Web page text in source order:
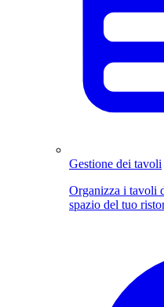
Gestione dei tavoli
Organizza i tavoli
spazio del tuo